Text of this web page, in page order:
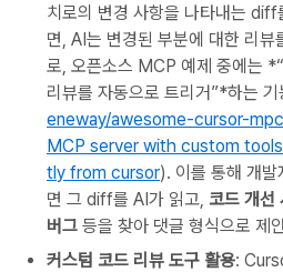
치로의 변경 사항을 나타내는
면, AI는 변경된 부분에 대한 리뷰
로, 오픈소스 MCP 예제 중에는
리뷰를 자동으로 트리거”*하는
eneway/awesome-cursor-
MCP server with custom
tly from cursor). 이를 통해 개
면 그 diff를 AI가 읽고, 코드 개선
버그 등을 찾아 댓글 형식으로 제
커스텀 코드 리뷰 도구 활용: